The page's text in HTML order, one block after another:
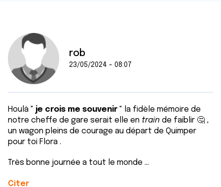
rob
23/05/2024 - 08:07
Houlà " je crois me souvenir " la fidèle mémoire de
notre cheffe de gare serait elle en train de faiblir 🤔 ,
un wagon pleins de courage au départ de Quimper
pour toi Flora .
Très bonne journée a tout le monde ...
Citer